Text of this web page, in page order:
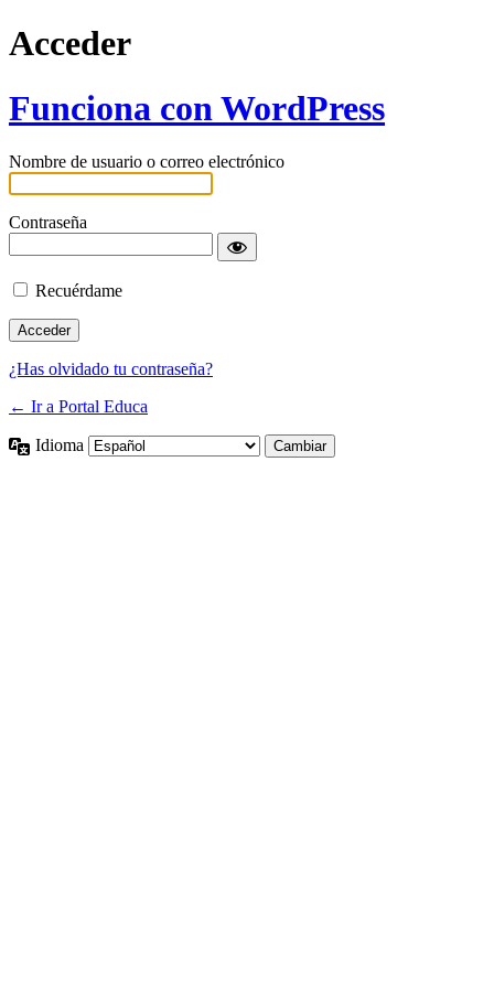
Acceder
Funciona con WordPress
Nombre de usuario o correo electrónico
Contraseña
Recuérdame
¿Has olvidado tu contraseña?
← Ir a Portal Educa
Idioma